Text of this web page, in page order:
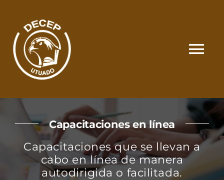
content
SOMOS
CATÁLOGO
MATRÍCULA Y PAGOS
Capacitaciones en línea
Capacitaciones que se llevan a
cabo en línea de manera
autodirigida o facilitada.